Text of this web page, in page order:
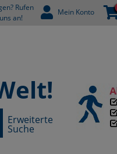
Rufen
an!
Mein Konto
Erweiterte
Suche